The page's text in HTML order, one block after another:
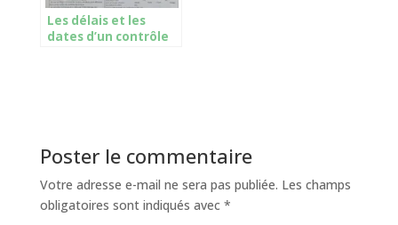
Les délais et les
dates d’un contrôle
Poster le commentaire
Votre adresse e-mail ne sera pas publiée. Les champs
obligatoires sont indiqués avec *